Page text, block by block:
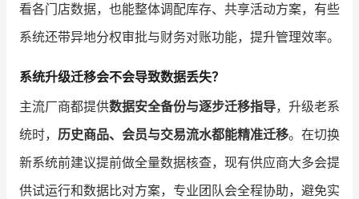
看各门店数据，也能整体调配库存、共享活动方案，有些
系统还带异地分权审批与财务对账功能，提升管理效率。
系统升级迁移会不会导致数据丢失？
主流厂商都提供数据安全备份与逐步迁移指导，升级老系
统时， 历史商品、会员与交易流水都能精准迁移。在切换
新系统前建议提前做全量数据核查，现有供应商大多会提
供试运行和数据比对方案，专业团队会全程协助，避免实